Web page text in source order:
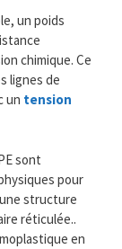
un poids
chimique. Ce
lignes de
un tension
sont
pour
structure
réticulée..
en